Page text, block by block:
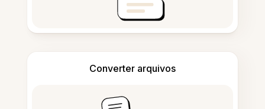
Converter arquivos